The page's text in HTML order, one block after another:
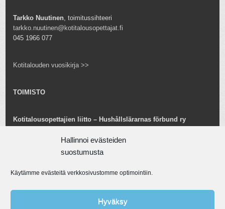
Hallinnoi evästeiden
suostumusta
Käytämme evästeitä verkkosivustomme optimointiin.
Hyväksy
Tarkko Nuutinen , toimitussihteeri
tarkko.nuutinen@kotitalousopettajat.fi
045 1966 077
Kotitalouden vuosikirja >>
TOIMISTO
Kotitalousopettajien liitto – Hushållslärarnas förbund ry
toimisto@kotitalousopettajat.fi
Tarkko Nuutinen
tarkko.nuutinen@kotitalousopettajat.fi